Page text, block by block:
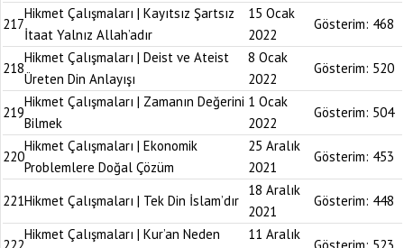
217
Hikmet Çalışmaları | Kayıtsız Şartsız
İtaat Yalnız Allah’adır
15 Ocak
2022
Gösterim: 468
218
Hikmet Çalışmaları | Deist ve Ateist
Üreten Din Anlayışı
8 Ocak
2022
Gösterim: 520
219
Hikmet Çalışmaları | Zamanın Değerini
Bilmek
1 Ocak
2022
Gösterim: 504
220
Hikmet Çalışmaları | Ekonomik
Problemlere Doğal Çözüm
25 Aralık
2021
Gösterim: 453
221Hikmet Çalışmaları | Tek Din İslam’dır
18 Aralık
2021
Gösterim: 448
Hikmet Çalışmaları | Kur’an Neden
11 Aralık